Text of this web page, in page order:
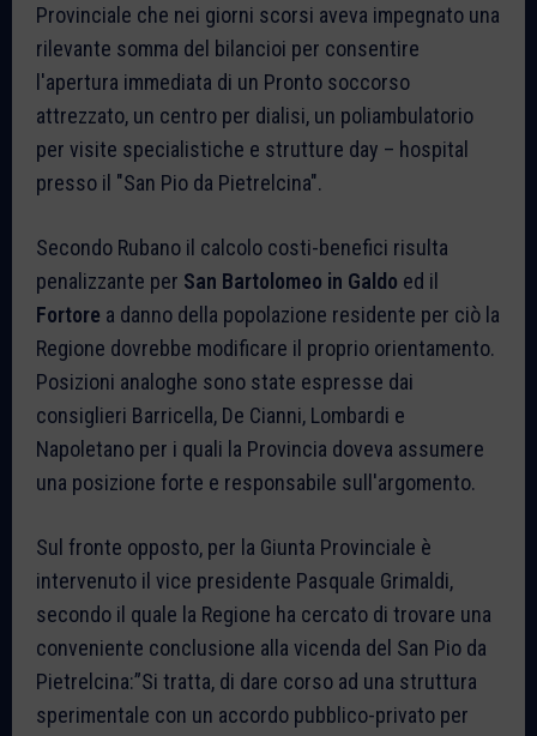
Provinciale che nei giorni scorsi aveva impegnato una
rilevante somma del bilancioi per consentire
l'apertura immediata di un Pronto soccorso
attrezzato, un centro per dialisi, un poliambulatorio
per visite specialistiche e strutture day – hospital
presso il "San Pio da Pietrelcina".
Secondo Rubano il calcolo costi-benefici risulta
penalizzante per San Bartolomeo in Galdo ed il
Fortore a danno della popolazione residente per ciò la
Regione dovrebbe modificare il proprio orientamento.
Posizioni analoghe sono state espresse dai
consiglieri Barricella, De Cianni, Lombardi e
Napoletano per i quali la Provincia doveva assumere
una posizione forte e responsabile sull'argomento.
Sul fronte opposto, per la Giunta Provinciale è
intervenuto il vice presidente Pasquale Grimaldi,
secondo il quale la Regione ha cercato di trovare una
conveniente conclusione alla vicenda del San Pio da
Pietrelcina:”Si tratta, di dare corso ad una struttura
sperimentale con un accordo pubblico-privato per